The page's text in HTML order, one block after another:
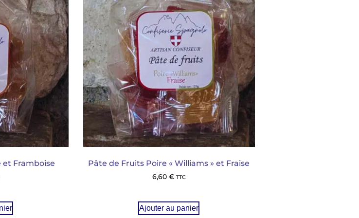
et Framboise Pâte de Fruits Poire « Williams » et Fraise
6,60 € TTC
Ajouter au panier